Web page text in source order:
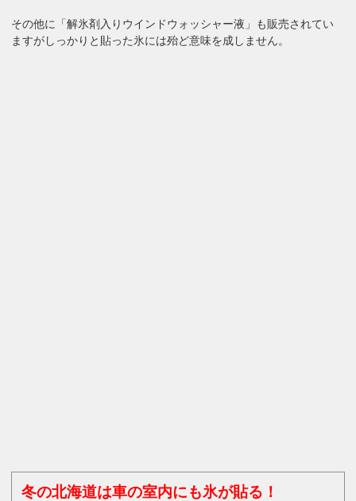
その他に「解氷剤入りウインドウォッシャー液」も販売されてい
ますがしっかりと貼った氷には殆ど意味を成しません。
冬の北海道は車の室内にも氷が貼る！